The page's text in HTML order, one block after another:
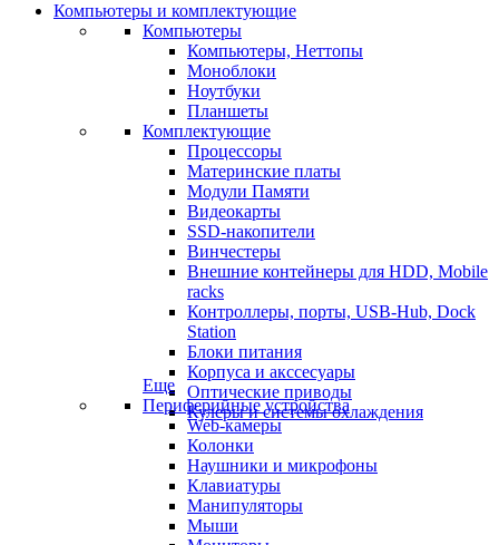
Компьютеры и комплектующие
Компьютеры
Компьютеры, Неттопы
Моноблоки
Ноутбуки
Планшеты
Комплектующие
Процессоры
Материнские платы
Модули Памяти
Видеокарты
SSD-накопители
Винчестеры
Внешние контейнеры для HDD, Mobile
racks
Контроллеры, порты, USB-Hub, Dock
Station
Блоки питания
Корпуса и акссесуары
Оптические приводы
Кулеры и системы охлаждения
Еще
Периферийные устройства
Web-камеры
Колонки
Наушники и микрофоны
Клавиатуры
Манипуляторы
Мыши